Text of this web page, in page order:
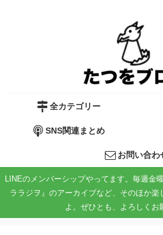
全カテゴリー
SNS関連まとめ
お問い合わ
LINEのメンバーシップやってます。毎週金
ララジヲ』のアーカイブなど、そのほか
よ。ぜひとも、よろしくお